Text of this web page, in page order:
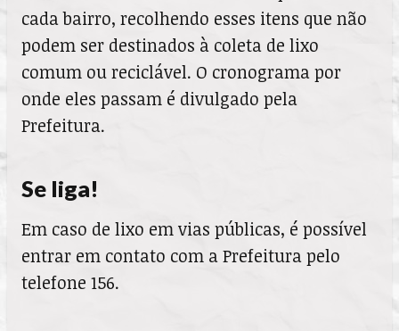
cada bairro, recolhendo esses itens que não
podem ser destinados à coleta de lixo
comum ou reciclável. O cronograma por
onde eles passam é divulgado pela
Prefeitura.
Se liga!
Em caso de lixo em vias públicas, é possível
entrar em contato com a Prefeitura pelo
telefone 156.